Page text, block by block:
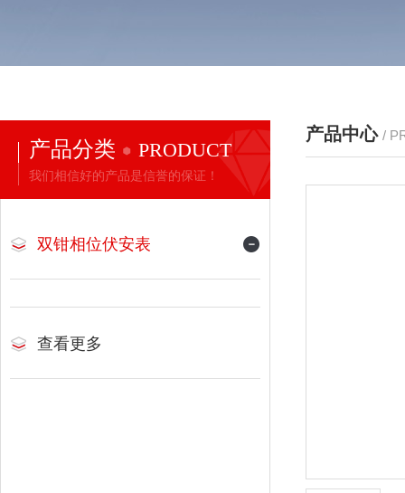
产品分类 PRODUCT
我们相信好的产品是信誉的保证！
双钳相位伏安表
查看更多
产品中心 /